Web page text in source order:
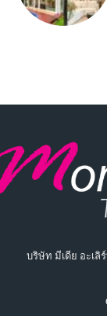
บริษัท มีเดีย อะเลิ